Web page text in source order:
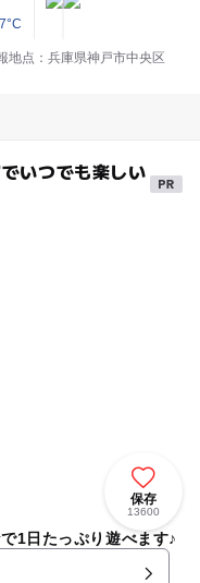
地点：兵庫県神戸市中央区
いつでも楽しい
保存
13600
1日たっぷり遊べます♪